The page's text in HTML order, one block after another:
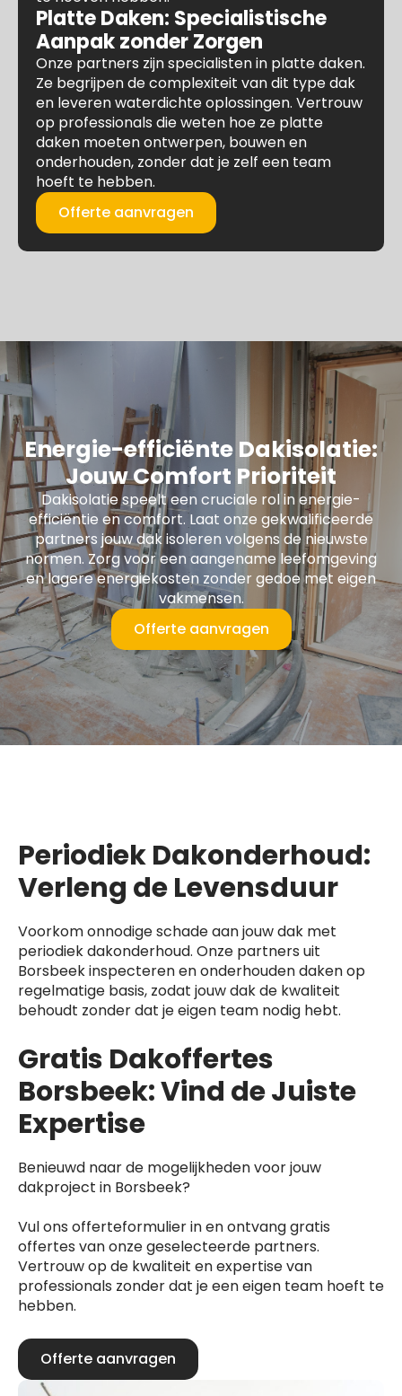
Platte Daken: Specialistische
Aanpak zonder Zorgen
Onze partners zijn specialisten in platte daken.
Ze begrijpen de complexiteit van dit type dak
en leveren waterdichte oplossingen. Vertrouw
op professionals die weten hoe ze platte
daken moeten ontwerpen, bouwen en
onderhouden, zonder dat je zelf een team
hoeft te hebben.
Offerte aanvragen
Energie-efficiënte Dakisolatie:
Jouw Comfort Prioriteit
Dakisolatie speelt een cruciale rol in energie-
efficiëntie en comfort. Laat onze gekwalificeerde
partners jouw dak isoleren volgens de nieuwste
normen. Zorg voor een aangename leefomgeving
en lagere energiekosten zonder gedoe met eigen
vakmensen.
Offerte aanvragen
Periodiek Dakonderhoud:
Verleng de Levensduur
Voorkom onnodige schade aan jouw dak met
periodiek dakonderhoud. Onze partners uit
Borsbeek inspecteren en onderhouden daken op
regelmatige basis, zodat jouw dak de kwaliteit
behoudt zonder dat je eigen team nodig hebt.
Gratis Dakoffertes
Borsbeek: Vind de Juiste
Expertise
Benieuwd naar de mogelijkheden voor jouw
dakproject in Borsbeek?
Vul ons offerteformulier in en ontvang gratis
offertes van onze geselecteerde partners.
Vertrouw op de kwaliteit en expertise van
professionals zonder dat je een eigen team hoeft te
hebben.
Offerte aanvragen